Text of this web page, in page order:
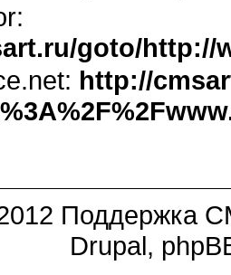
goto/http://
http://
Поддержка
Drupal,